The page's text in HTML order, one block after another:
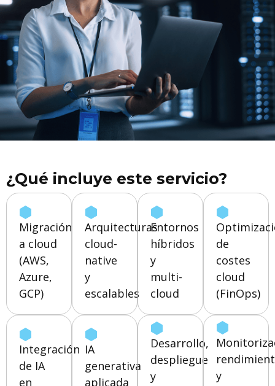
¿Qué incluye este servicio?
Migración
a cloud
(AWS,
Azure,
GCP)
Arquitecturas
cloud-
native
y
escalables
Entornos
híbridos
y
multi-
cloud
de
costes
cloud
(FinOps)
Integración
de IA
en
IA
generativa
aplicada
Desarrollo,
despliegue
y
y